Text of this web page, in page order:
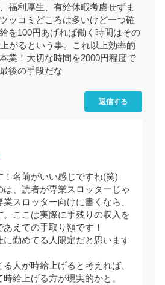
福利厚生、有給休暇考慮せずま
ッコミどころは多いけど一つ確
を100円あげれば働く時間はその
がるという事。これ以上効率的
業！大切な時間を2000円程度で
後の手段だな
返信する
！名前がいい感じですね(笑)
、読者が専業スロッターじゃ
スロッター向けに書くなら、
。ここは実際に手残りの収入を
えての手取り額です！
に勤めてる人限定だと思います
人が時給上げると考えれば、
給上げる方が現実的かと。